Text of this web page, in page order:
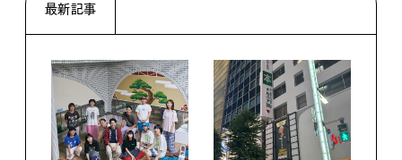
最新記事